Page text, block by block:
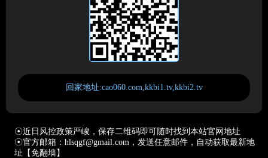
回家地址:cao060.com,kkbi1.tv,kkbi2.tv
☉近日风控政策严峻，保存二维码即可随时找到本站官网地址
☉官方邮箱：hlsqgf@gmail.com，发送任意邮件，自动获取最新地
址【免翻墙】